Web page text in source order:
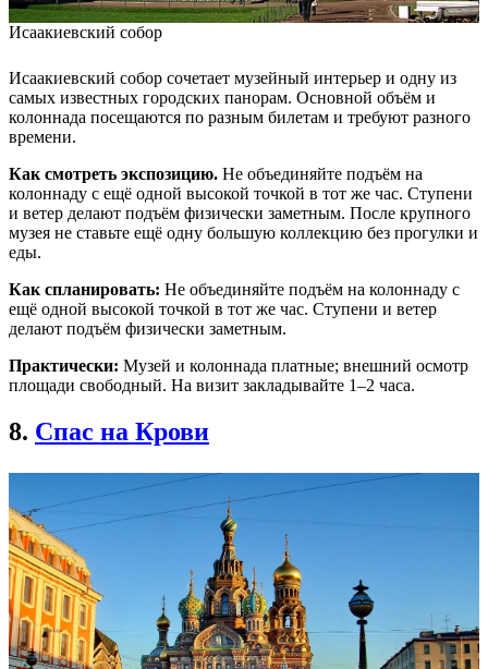
Исаакиевский собор
Исаакиевский собор сочетает музейный интерьер и одну из
самых известных городских панорам. Основной объём и
колоннада посещаются по разным билетам и требуют разного
времени.
Как смотреть экспозицию. Не объединяйте подъём на
колоннаду с ещё одной высокой точкой в тот же час. Ступени
и ветер делают подъём физически заметным. После крупного
музея не ставьте ещё одну большую коллекцию без прогулки и
еды.
Как спланировать: Не объединяйте подъём на колоннаду с
ещё одной высокой точкой в тот же час. Ступени и ветер
делают подъём физически заметным.
Практически: Музей и колоннада платные; внешний осмотр
площади свободный. На визит закладывайте 1–2 часа.
8. Спас на Крови